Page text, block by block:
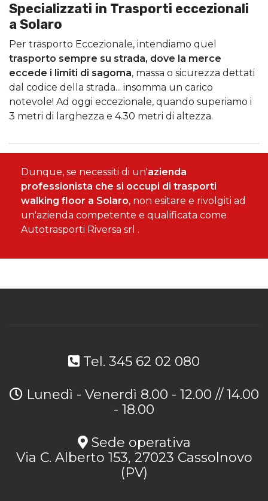
Specializzati in Trasporti eccezionali
a Solaro
Per trasporto Eccezionale, intendiamo quel
trasporto sempre su strada, dove la merce
eccede i limiti di sagoma, massa o sicurezza dettati
dal codice della strada... insomma un carico
notevole! Ad oggi eccezionale, quando superiamo i
3 metri di larghezza e 4.30 metri di altezza.
Dunque, se necessiti di un'azienda
professionista che si occupi di trasporti
walking floor a Solaro, non esitare e rivolgiti ad
un'azienda competente e qualificata come
Autotrasporti Riversa srl .
Tel. 345 62 02 080
Lunedì - Venerdì 8.00 - 12.00 // 14.00
- 18.00
Sede operativa
Via C. Alberto 153, 27023 Cassolnovo
(PV)